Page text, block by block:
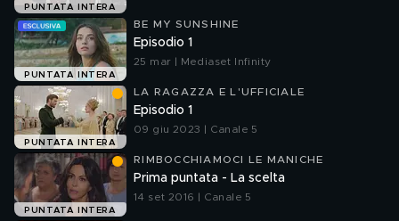
PUNTATA INTERA
PUNTATA INTERA
BE MY SUNSHINE
Episodio 1
25 mar | Mediaset Infinity
PUNTATA INTERA
LA RAGAZZA E L'UFFICIALE
Episodio 1
09 giu 2023 | Canale 5
PUNTATA INTERA
RIMBOCCHIAMOCI LE MANICHE
Prima puntata - La scelta
14 set 2016 | Canale 5